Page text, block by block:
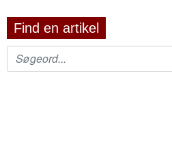
Find en artikel